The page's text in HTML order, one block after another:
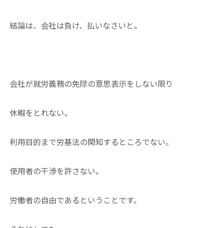
結論は、会社は負け、払いなさいと。
会社が就労義務の免除の意思表示をしない限り
休暇をとれない。
利用目的まで労基法の関知するところでない。
使用者の干渉を許さない。
労働者の自由であるということです。